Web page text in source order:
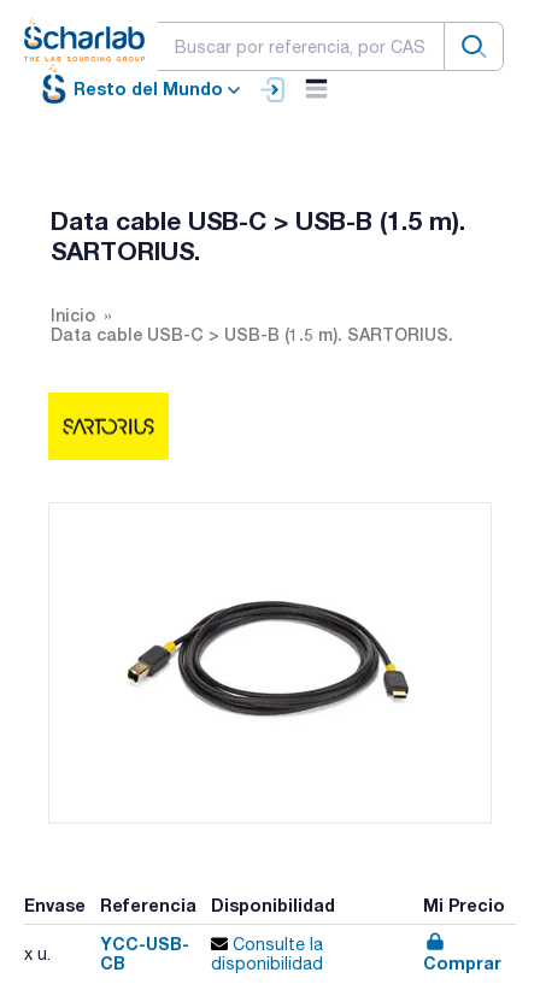
Resto del Mundo
Data cable USB-C > USB-B (1.5 m).
SARTORIUS.
Inicio
Data cable USB-C > USB-B (1.5 m). SARTORIUS.
Envase Referencia Disponibilidad Mi Precio
x u.
YCC-USB-
CB
Consulte la
disponibilidad
Comprar